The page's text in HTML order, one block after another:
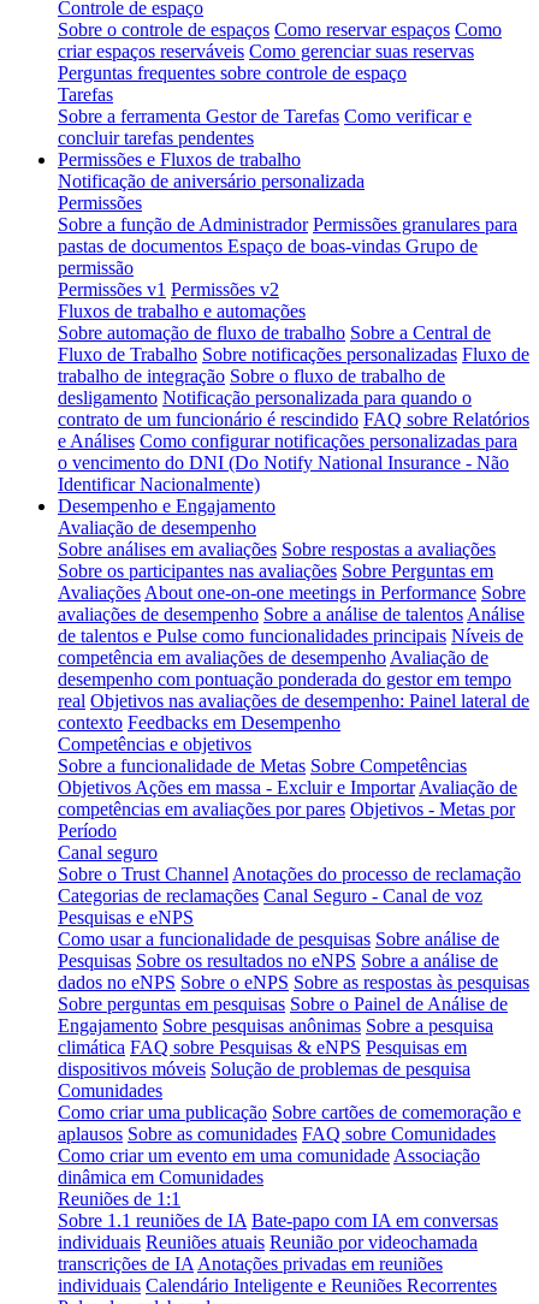
Controle de espaço
Sobre o controle de espaços Como reservar espaços Como
criar espaços reserváveis Como gerenciar suas reservas
Perguntas frequentes sobre controle de espaço
Tarefas
Sobre a ferramenta Gestor de Tarefas Como verificar e
concluir tarefas pendentes
Permissões e Fluxos de trabalho
Notificação de aniversário personalizada
Permissões
Sobre a função de Administrador Permissões granulares para
pastas de documentos Espaço de boas-vindas Grupo de
permissão
Permissões v1 Permissões v2
Fluxos de trabalho e automações
Sobre automação de fluxo de trabalho Sobre a Central de
Fluxo de Trabalho Sobre notificações personalizadas Fluxo de
trabalho de integração Sobre o fluxo de trabalho de
desligamento Notificação personalizada para quando o
contrato de um funcionário é rescindido FAQ sobre Relatórios
e Análises Como configurar notificações personalizadas para
o vencimento do DNI (Do Notify National Insurance - Não
Identificar Nacionalmente)
Desempenho e Engajamento
Avaliação de desempenho
Sobre análises em avaliações Sobre respostas a avaliações
Sobre os participantes nas avaliações Sobre Perguntas em
Avaliações About one-on-one meetings in Performance Sobre
avaliações de desempenho Sobre a análise de talentos Análise
de talentos e Pulse como funcionalidades principais Níveis de
competência em avaliações de desempenho Avaliação de
desempenho com pontuação ponderada do gestor em tempo
real Objetivos nas avaliações de desempenho: Painel lateral de
contexto Feedbacks em Desempenho
Competências e objetivos
Sobre a funcionalidade de Metas Sobre Competências
Objetivos Ações em massa - Excluir e Importar Avaliação de
competências em avaliações por pares Objetivos - Metas por
Período
Canal seguro
Sobre o Trust Channel Anotações do processo de reclamação
Categorias de reclamações Canal Seguro - Canal de voz
Pesquisas e eNPS
Como usar a funcionalidade de pesquisas Sobre análise de
Pesquisas Sobre os resultados no eNPS Sobre a análise de
dados no eNPS Sobre o eNPS Sobre as respostas às pesquisas
Sobre perguntas em pesquisas Sobre o Painel de Análise de
Engajamento Sobre pesquisas anônimas Sobre a pesquisa
climática FAQ sobre Pesquisas & eNPS Pesquisas em
dispositivos móveis Solução de problemas de pesquisa
Comunidades
Como criar uma publicação Sobre cartões de comemoração e
aplausos Sobre as comunidades FAQ sobre Comunidades
Como criar um evento em uma comunidade Associação
dinâmica em Comunidades
Reuniões de 1:1
Sobre 1.1 reuniões de IA Bate-papo com IA em conversas
individuais Reuniões atuais Reunião por videochamada
transcrições de IA Anotações privadas em reuniões
individuais Calendário Inteligente e Reuniões Recorrentes